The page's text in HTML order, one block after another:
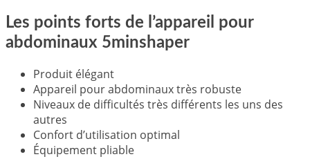
Les points forts de l’appareil pour
abdominaux 5minshaper
Produit élégant
Appareil pour abdominaux très robuste
Niveaux de difficultés très différents les uns des
autres
Confort d’utilisation optimal
Équipement pliable